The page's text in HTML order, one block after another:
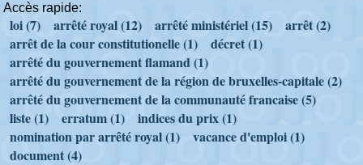
Accès rapide:
loi (7) arrêté royal (12) arrêté ministériel (15)
arrêt (2)
arrêt de la cour constitutionelle (1)
décret (1)
arrêté du gouvernement flamand (1)
arrêté du gouvernement de la région de bruxelles-capitale (2)
arrêté du gouvernement de la communauté francaise (5)
liste (1)
erratum (1)
indices du prix (1)
nomination par arrêté royal (1)
vacance d'emploi (1)
document (4)